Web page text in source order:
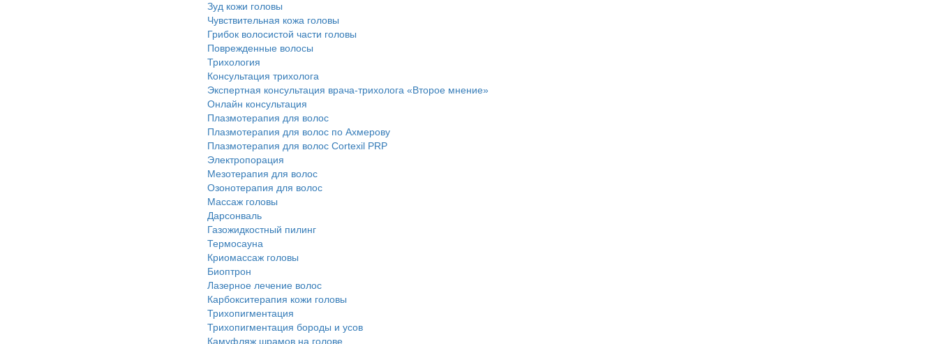
Зуд кожи головы
Чувствительная кожа головы
Грибок волосистой части головы
Поврежденные волосы
Трихология
Консультация трихолога
Экспертная консультация врача-трихолога «Второе мнение»
Онлайн консультация
Плазмотерапия для волос
Плазмотерапия для волос по Ахмерову
Плазмотерапия для волос Cortexil PRP
Электропорация
Мезотерапия для волос
Озонотерапия для волос
Массаж головы
Дарсонваль
Газожидкостный пилинг
Термосауна
Криомассаж головы
Биоптрон
Лазерное лечение волос
Карбокситерапия кожи головы
Трихопигментация
Трихопигментация бороды и усов
Камуфляж шрамов на голове